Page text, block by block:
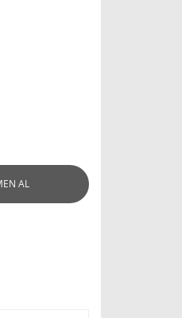
AL